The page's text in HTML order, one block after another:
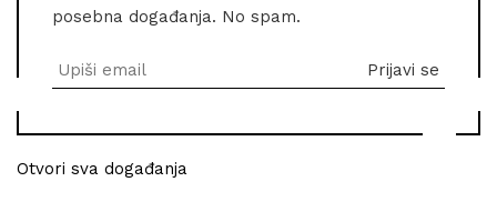
posebna događanja. No spam.
Otvori sva događanja